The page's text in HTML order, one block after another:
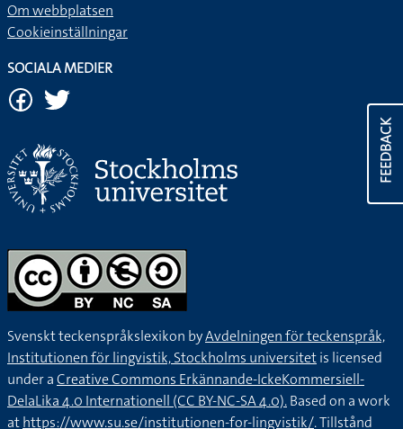
FEEDBACK
Om webbplatsen
Cookieinställningar
SOCIALA MEDIER
Svenskt teckenspråkslexikon byAvdelningen för teckenspråk,
Institutionen för lingvistik, Stockholms universitetis licensed
under aCreative Commons Erkännande-IckeKommersiell-
DelaLika 4.0 Internationell (CC BY-NC-SA 4.0).Based on a work
athttps://www.su.se/institutionen-for-lingvistik/. Tillstånd